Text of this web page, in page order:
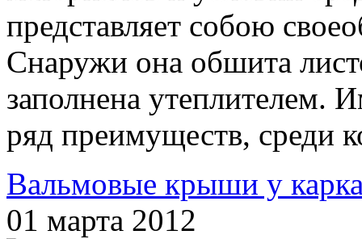
представляет собою
Снаружи она обшита
заполнена утеплителем.
ряд преимуществ, среди
Вальмовые крыши у
01 марта 2012